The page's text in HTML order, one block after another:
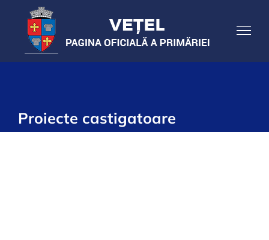
content
Proiecte castigatoare